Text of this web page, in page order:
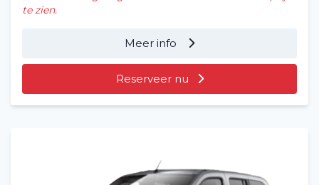
te zien.
Meer info
Reserveer nu